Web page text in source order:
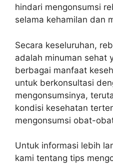
hindari mengonsumsi
selama kehamilan dan
Secara keseluruhan,
adalah minuman sehat
berbagai manfaat
untuk berkonsultasi
mengonsumsinya,
kondisi kesehatan
mengonsumsi obat-
Untuk informasi lebih
kami tentang tips